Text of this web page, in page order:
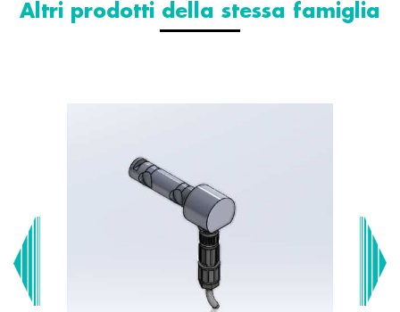
Altri prodotti della stessa famiglia